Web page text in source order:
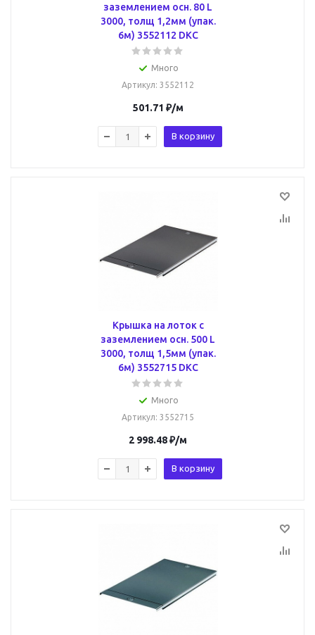
заземлением осн. 80 L
3000, толщ 1,2мм (упак.
6м) 3552112 DKC
Много
Артикул: 3552112
501.71 ₽/м
В корзину
Крышка на лоток с
заземлением осн. 500 L
3000, толщ 1,5мм (упак.
6м) 3552715 DKC
Много
Артикул: 3552715
2 998.48₽/м
В корзину